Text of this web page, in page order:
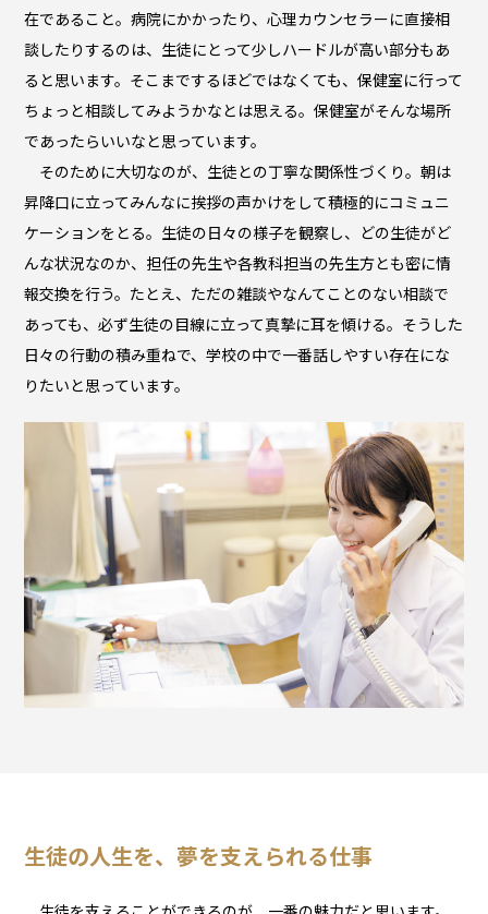
在であること。病院にかかったり、心理カウンセラーに直接相
談したりするのは、生徒にとって少しハードルが高い部分もあ
ると思います。そこまでするほどではなくても、保健室に行って
ちょっと相談してみようかなとは思える。保健室がそんな場所
であったらいいなと思っています。
そのために大切なのが、生徒との丁寧な関係性づくり。朝は
昇降口に立ってみんなに挨拶の声かけをして積極的にコミュニ
ケーションをとる。生徒の日々の様子を観察し、どの生徒がど
んな状況なのか、担任の先生や各教科担当の先生方とも密に情
報交換を行う。たとえ、ただの雑談やなんてことのない相談で
あっても、必ず生徒の目線に立って真摯に耳を傾ける。そうした
日々の行動の積み重ねで、学校の中で一番話しやすい存在にな
りたいと思っています。
生徒の人生を、夢を支えられる仕事